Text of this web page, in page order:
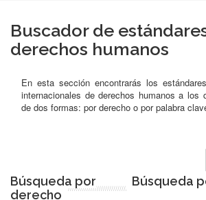
Buscador de
derechos humanos
En esta sección encontrarás los
internacionales de derechos humanos a los
de dos formas: por derecho o por palabra
Búsqueda por
derecho
Búsqueda